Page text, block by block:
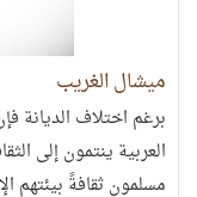
ميشال الغريب
برغم اختلاف الديانة
العربية ينتمون إلى
مسلمون ثقافةً بيئتهم